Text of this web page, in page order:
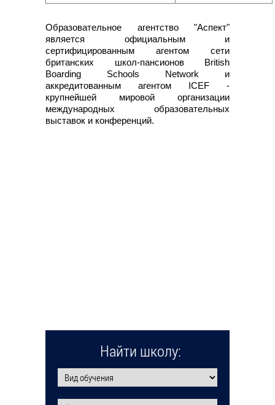
Образовательное агентство "Аспект"
является официальным и
сертифицированным агентом сети
британских школ-пансионов British
Boarding Schools Network и
аккредитованным агентом ICEF -
крупнейшей мировой организации
международных образовательных
выставок и конференций.
Найти школу: